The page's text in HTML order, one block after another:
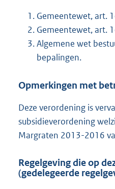
Gemeentewet, art.
Gemeentewet, art.
Algemene wet
bepalingen.
Opmerkingen met
Deze verordening is
subsidieverordening
Margraten 2013-2016
Regelgeving die op
(gedelegeerde